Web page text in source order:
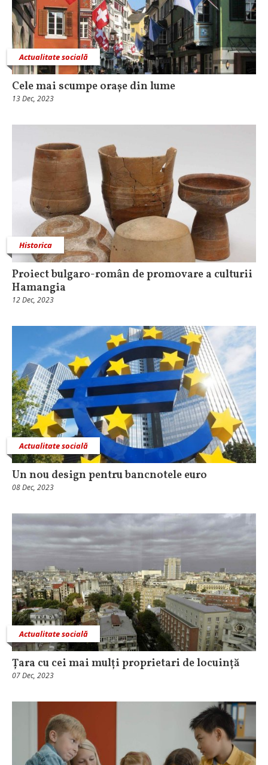
Actualitate socială
Cele mai scumpe orașe din lume
13 Dec, 2023
Historica
Proiect bulgaro-român de promovare a culturii
Hamangia
12 Dec, 2023
Actualitate socială
Un nou design pentru bancnotele euro
08 Dec, 2023
Actualitate socială
Țara cu cei mai mulți proprietari de locuință
07 Dec, 2023